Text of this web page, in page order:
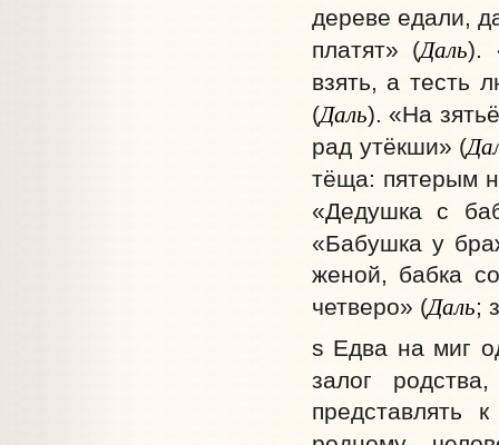
дереве едали,
платят» (Даль).
взять, а тесть
(Даль). «На
рад утёкши» (
тёща: пятерым
«Дедушка с
«Бабушка у
женой, бабка
четверо» (Даль;
s Едва на миг
залог
представлять